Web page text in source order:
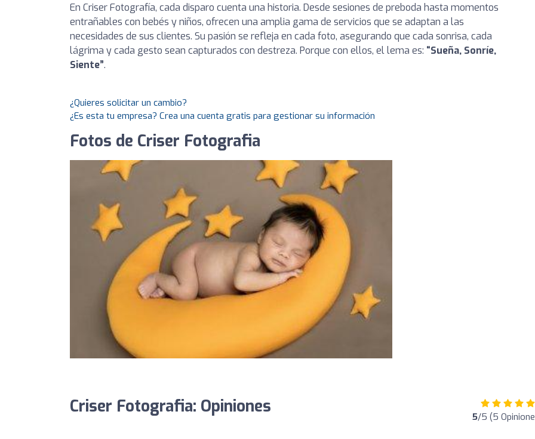
En Criser Fotografía, cada disparo cuenta una historia. Desde sesiones de preboda hasta momentos
entrañables con bebés y niños, ofrecen una amplia gama de servicios que se adaptan a las
necesidades de sus clientes. Su pasión se refleja en cada foto, asegurando que cada sonrisa, cada
lágrima y cada gesto sean capturados con destreza. Porque con ellos, el lema es: “Sueña, Sonríe,
Siente”.
¿Quieres solicitar un cambio?
¿Es esta tu empresa? Crea una cuenta gratis para gestionar su información
Fotos de Criser Fotografia
Criser Fotografia: Opiniones 5/5 (5